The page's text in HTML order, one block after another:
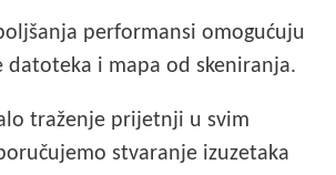
performansi omogućuju
datoteka i mapa od skeniranja.
traženje prijetnji u svim
stvaranje izuzetaka